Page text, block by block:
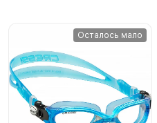
Осталось мало